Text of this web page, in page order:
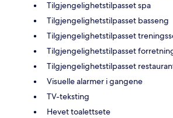
Tilgjengelighetstilpasset spa
Tilgjengelighetstilpasset basseng
Tilgjengelighetstilpasset
Tilgjengelighetstilpasset
Tilgjengelighetstilpasset
Visuelle alarmer i gangene
TV-teksting
Hevet toalettsete